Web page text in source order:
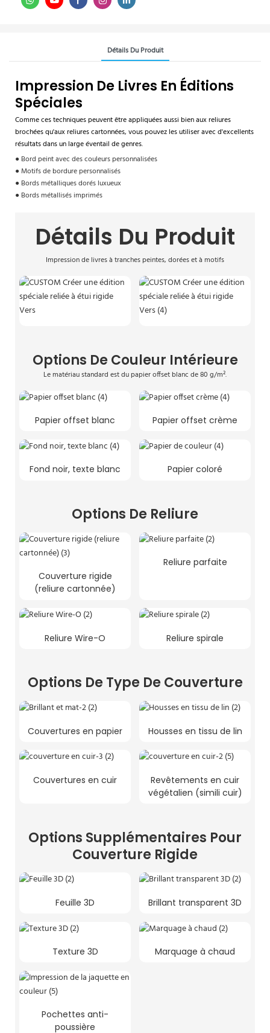
Détails Du Produit
Impression De Livres En Éditions
Spéciales
Comme ces techniques peuvent être appliquées aussi bien aux reliures
brochées qu'aux reliures cartonnées, vous pouvez les utiliser avec d'excellents
résultats dans un large éventail de genres.
● Bord peint avec des couleurs personnalisées
● Motifs de bordure personnalisés
● Bords métalliques dorés luxueux
● Bords métallisés imprimés
Détails Du Produit
Impression de livres à tranches peintes, dorées et à motifs
Options De Couleur Intérieure
Le matériau standard est du papier offset blanc de 80 g/m².
Papier offset blanc Papier offset crème
Fond noir, texte blanc Papier coloré
Options De Reliure
Couverture rigide
(reliure cartonnée)
Reliure parfaite
Reliure Wire-O Reliure spirale
Options De Type De Couverture
Couvertures en papier Housses en tissu de lin
Couvertures en cuir
Revêtements en cuir
végétalien (simili cuir)
Options Supplémentaires Pour
Couverture Rigide
Feuille 3D Brillant transparent 3D
Texture 3D Marquage à chaud
Pochettes anti-
poussière